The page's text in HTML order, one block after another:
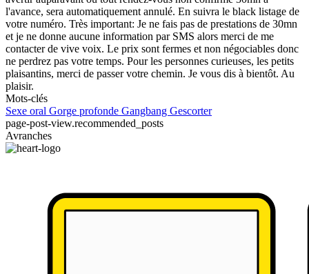
l'avance, sera automatiquement annulé. En suivra le black listage de
votre numéro. Très important: Je ne fais pas de prestations de 30mn
et je ne donne aucune information par SMS alors merci de me
contacter de vive voix. Le prix sont fermes et non négociables donc
ne perdrez pas votre temps. Pour les personnes curieuses, les petits
plaisantins, merci de passer votre chemin. Je vous dis à bientôt. Au
plaisir.
Mots-clés
Sexe oral Gorge profonde Gangbang Gescorter
page-post-view.recommended_posts
Avranches